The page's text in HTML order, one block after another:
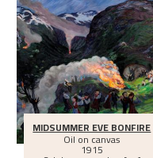
MIDSUMMER EVE BONFIRE
Oil on canvas
1915